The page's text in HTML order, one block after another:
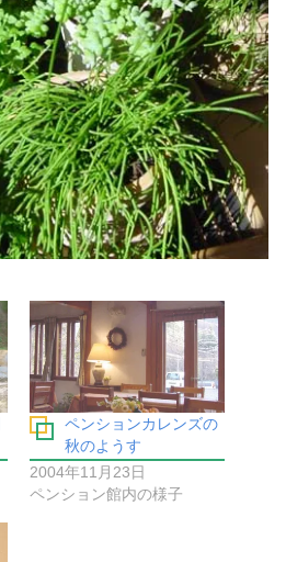
ペンションカレンズの
秋のようす
2004年11月23日
ペンション館内の様子